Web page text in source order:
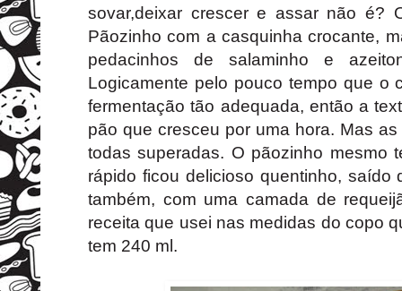
sovar,deixar crescer e assar não é?
Pãozinho com a casquinha crocante,
pedacinhos de salaminho e
Logicamente pelo pouco tempo que o
fermentação tão adequada, então a
pão que cresceu por uma hora. Mas
todas superadas. O pãozinho mesmo
rápido ficou delicioso quentinho, saído
também, com uma camada de
receita que usei nas medidas do copo
tem 240 ml.